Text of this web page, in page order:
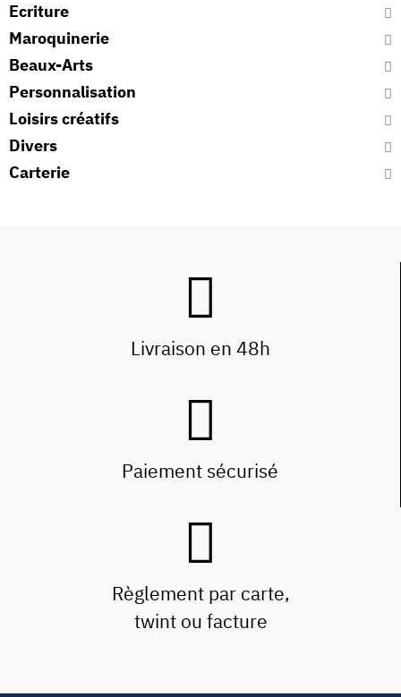
Ecriture
Maroquinerie
Beaux-Arts
Personnalisation
Loisirs créatifs
Divers
Carterie
Livraison en 48h
Paiement sécurisé
Règlement par carte,
twint ou facture